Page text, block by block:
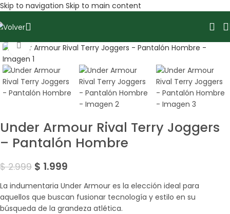
Skip to navigation Skip to main content
SALE
Amplía la Imagen
Under Armour Rival Terry Joggers
– Pantalón Hombre
$2.999 $ 1.999
La indumentaria Under Armour es la elección ideal para
aquellos que buscan fusionar tecnología y estilo en su
búsqueda de la grandeza atlética.